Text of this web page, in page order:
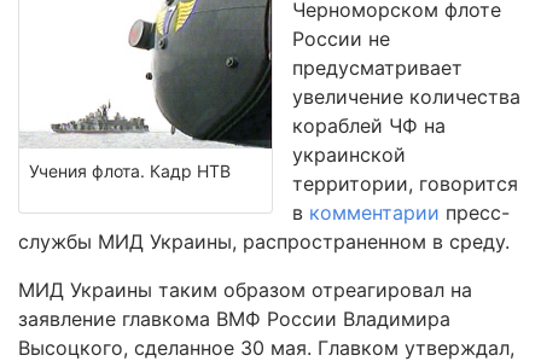
Учения флота. Кадр НТВ
Черноморском флоте
России не
предусматривает
увеличение количества
кораблей ЧФ на
украинской
территории, говорится
в комментарии пресс-
службы МИД Украины, распространенном в среду.
МИД Украины таким образом отреагировал на
заявление главкома ВМФ России Владимирa
Высоцкого, сделанное 30 мая. Главком утверждал,